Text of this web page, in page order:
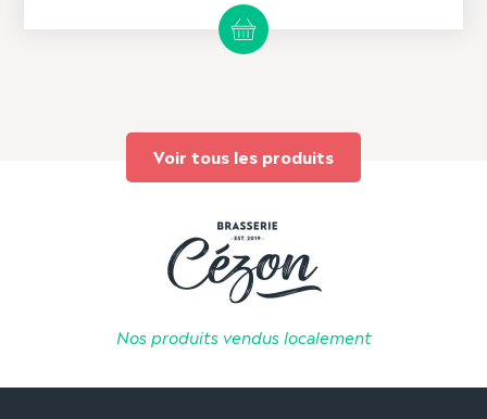
Voir tous les produits
Nos produits vendus localement